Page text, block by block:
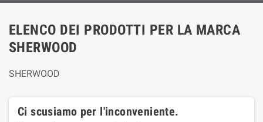
ELENCO DEI PRODOTTI PER LA MARCA
SHERWOOD
SHERWOOD
Ci scusiamo per l'inconveniente.